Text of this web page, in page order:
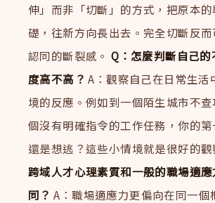
伸」而非「切斷」的方式，把原本
礎，往新方向長出去。完全切斷反
認同的斷裂感。Q：怎麼判斷自己
度高不高？ A：觀察自己在日常生活
境的反應。例如到一個陌生城市不
個沒有明確指令的工作任務，你的
還是想逃？這些小情境就是很好的觀
跨域人才心理素質和一般的職場適
同？ A：職場適應力更偏向在同一個